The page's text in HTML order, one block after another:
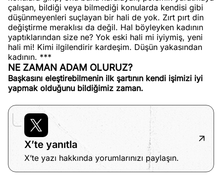
çalışan, bildiği veya bilmediği konularda kendisi gibi
düşünmeyenleri suçlayan bir hali de yok. Zırt pırt din
değiştirme meraklısı da değil. Hal böyleyken kadının
yaptıklarından size ne? Yok eski hali mi iyiymiş, yeni
hali mi! Kimi ilgilendirir kardeşim. Düşün yakasından
kadının. ***
NE ZAMAN ADAM OLURUZ?
Başkasını eleştirebilmenin ilk şartının kendi işimizi iyi
yapmak olduğunu bildiğimiz zaman.
X’te yanıtla
X’te yazı hakkında yorumlarınızı paylaşın.